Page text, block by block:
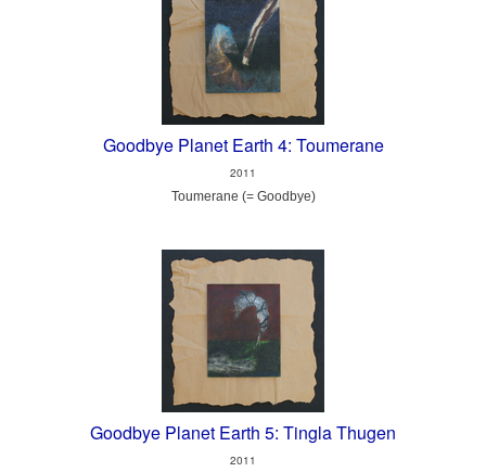
Goodbye Planet Earth 4: Toumerane
2011
Toumerane (= Goodbye)
Goodbye Planet Earth 5: Tingla Thugen
2011